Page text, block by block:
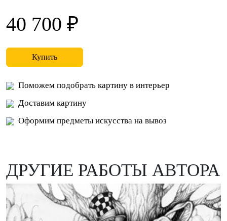
40 700 ₽
Купить
Поможем подобрать картину в интерьер
Доставим картину
Оформим предметы искусства на вывоз
ДРУГИЕ РАБОТЫ АВТОРА